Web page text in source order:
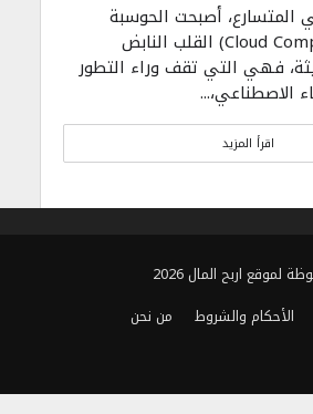
المتسارع، أصبحت الحوسبة
السحابية (Cloud Computing) القلب النابض
فهي التي تقف وراء التطور
الاصطناعي،...
اقرأ المزيد
اربح المال 2026
الأحكام والشروط
من نحن